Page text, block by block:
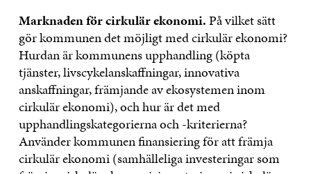
Marknaden för cirkulär ekonomi.På vilket sätt
gör kommunen det möjligt med cirkulär ekonomi?
Hurdan är kommunens upphandling (köpta
tjänster, livscykelanskaffningar, innovativa
anskaffningar, främjande av ekosystemen inom
cirkulär ekonomi), och hur är det med
upphandlingskategorierna och -kriterierna?
Använder kommunen finansiering för att främja
cirkulär ekonomi (samhälleliga investeringar som